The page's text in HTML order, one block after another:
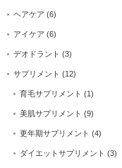
ヘアケア (6)
アイケア (6)
デオドラント (3)
サプリメント (12)
育毛サプリメント (1)
美肌サプリメント (9)
更年期サプリメント (4)
ダイエットサプリメント (3)